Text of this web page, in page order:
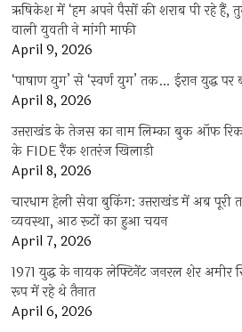
ऋषिकेश में ‘हम अपने पैसों की शराब पी रहे हैं,
वाली युवती ने मांगी माफी
April 9, 2026
‘पाषाण युग’ से ‘स्वर्ण युग’ तक… ईरान युद्ध
April 8, 2026
उत्तराखंड के तेजस का नाम लिम्का बुक ऑफ
के FIDE रैंक शतरंज खिलाड़ी
April 8, 2026
चारधाम हेली सेवा बुकिंग: उत्तराखंड में अब पूरी
व्यवस्था, आठ रूटों का हुआ चयन
April 7, 2026
1971 युद्ध के नायक लेफ्टिनेंट जनरल शेर अमीर
रूप में रहे थे तैनात
April 6, 2026